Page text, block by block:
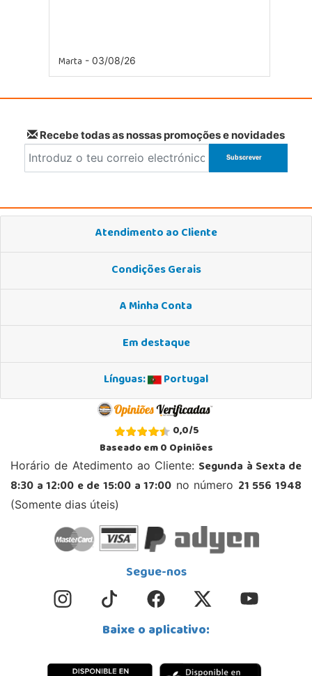
Marta - 03/08/26
Recebe todas as nossas promoções e novidades
Atendimento ao Cliente
Condições Gerais
A Minha Conta
Em destaque
Línguas:
Portugal
0,0/5
Baseado em0Opiniões
Horário de Atedimento ao Cliente: Segunda à Sexta de
8:30 a 12:00 e de 15:00 a 17:00 no número 21 556 1948
(Somente dias úteis)
Segue-nos
Baixe o aplicativo: